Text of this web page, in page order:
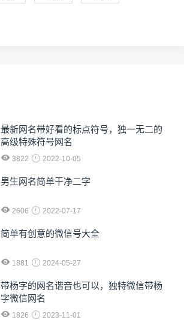
最新网名带好看的标点符号，独一无二的
高级特殊符号网名
3822 2022-10-05
男生网名简单干净二字
2606 2022-07-17
简单有创意的微信号大全
1881 2024-05-27
​带杨字的网名谐音也可以，独特微信带杨
字微信网名
1826 2023-11-01